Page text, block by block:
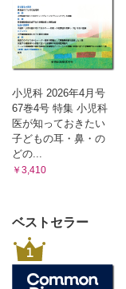
小児科 2026年4月号
67巻4号 特集 小児科
医が知っておきたい
子どもの耳・鼻・の
どの...
￥3,410
ベストセラー
1